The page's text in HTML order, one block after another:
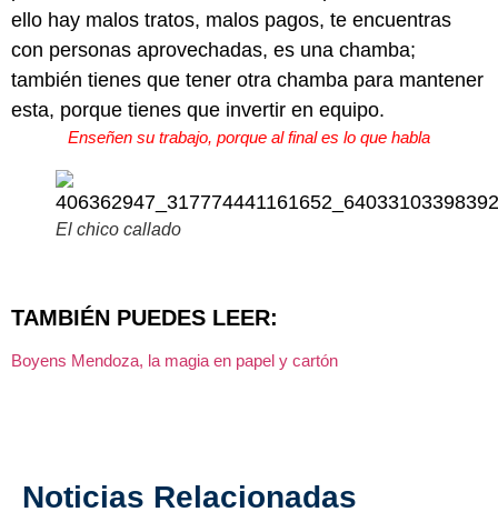
ello hay malos tratos, malos pagos, te encuentras
con personas aprovechadas, es una chamba;
también tienes que tener otra chamba para mantener
esta, porque tienes que invertir en equipo.
Enseñen su trabajo, porque al final es lo que habla
El chico callado
TAMBIÉN PUEDES LEER:
Boyens Mendoza, la magia en papel y cartón
Noticias Relacionadas